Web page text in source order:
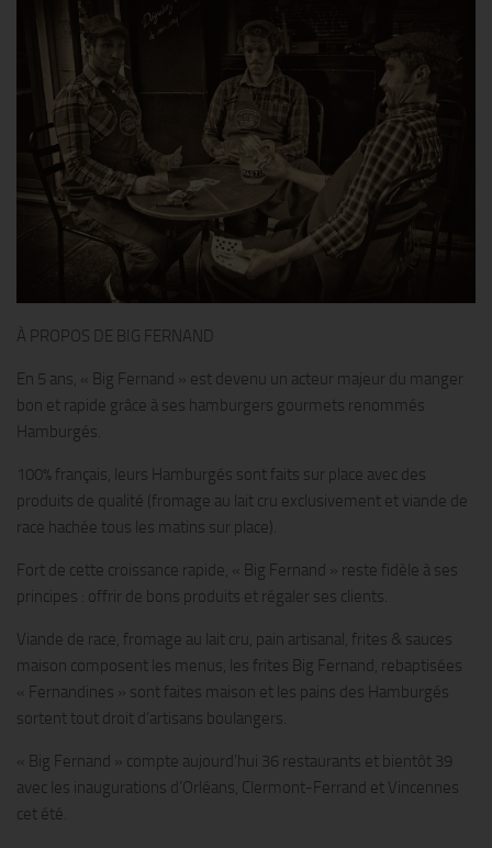
À PROPOS DE BIG FERNAND
En 5 ans, « Big Fernand » est devenu un acteur majeur du manger
bon et rapide grâce à ses hamburgers gourmets renommés
Hamburgés.
100% français, leurs Hamburgés sont faits sur place avec des
produits de qualité (fromage au lait cru exclusivement et viande de
race hachée tous les matins sur place).
Fort de cette croissance rapide, « Big Fernand » reste fidèle à ses
principes : offrir de bons produits et régaler ses clients.
Viande de race, fromage au lait cru, pain artisanal, frites & sauces
maison composent les menus, les frites Big Fernand, rebaptisées
« Fernandines » sont faites maison et les pains des Hamburgés
sortent tout droit d’artisans boulangers.
« Big Fernand » compte aujourd’hui 36 restaurants et bientôt 39
avec les inaugurations d’Orléans, Clermont-Ferrand et Vincennes
cet été.